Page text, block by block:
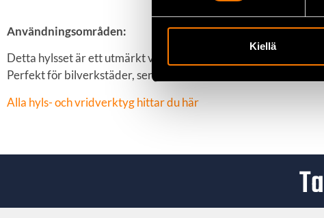
Kiellä
Användningsområden:
Detta hylsset är ett utmärkt val för både professionella och
Perfekt för bilverkstäder, serviceanläggningar och gör-det-
Alla hyls- och vridverktyg hittar du här